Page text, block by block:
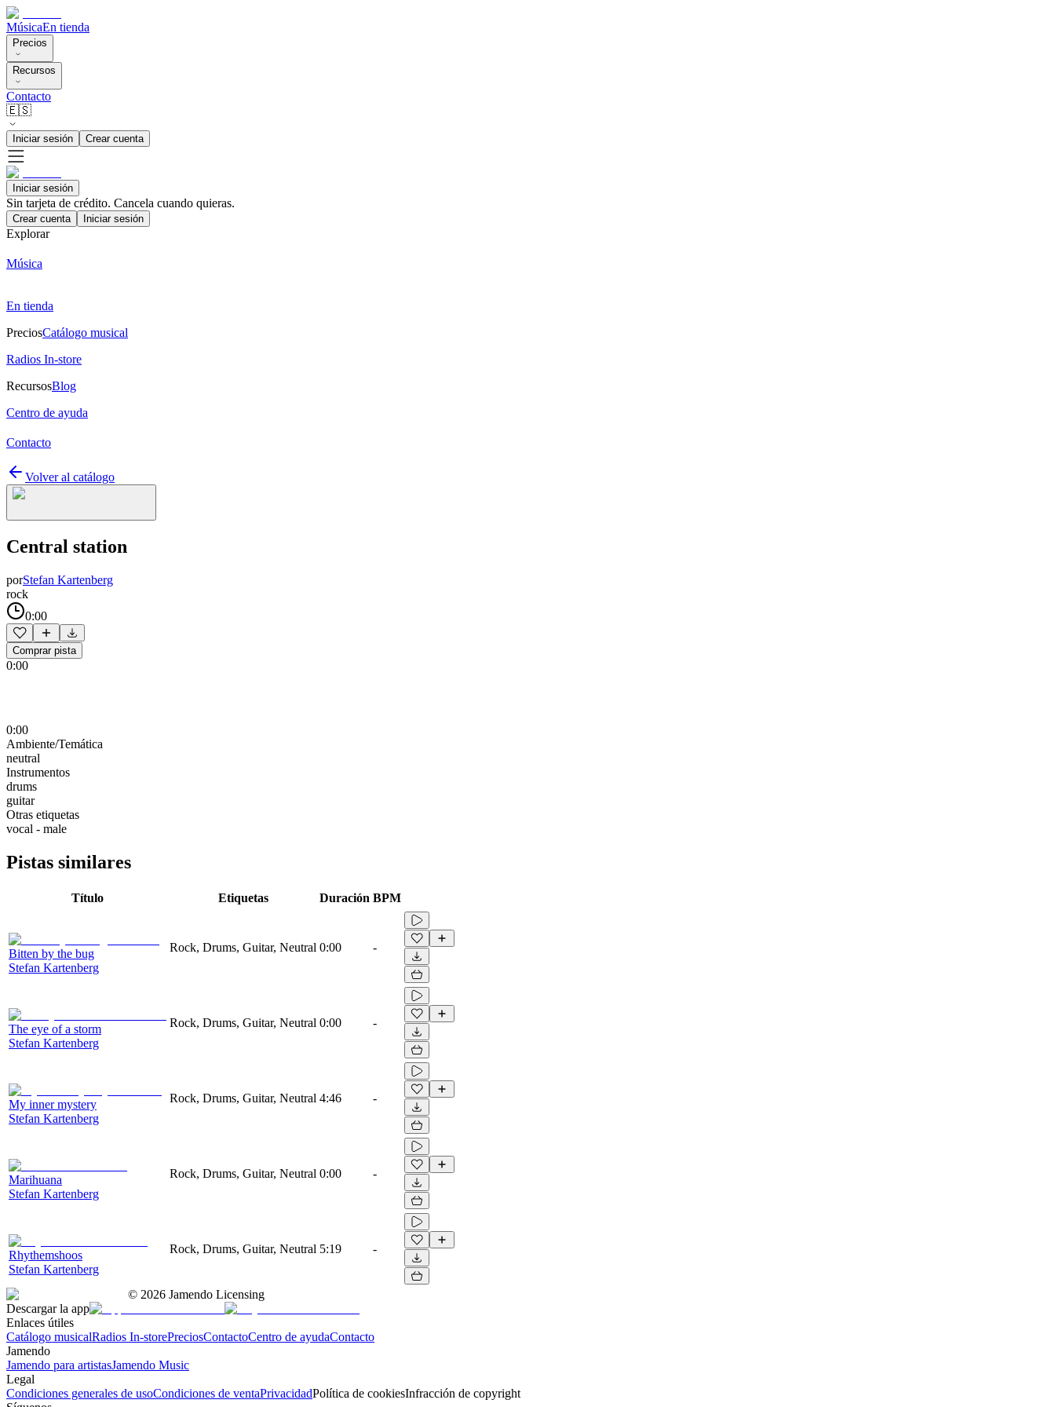
MúsicaEn tienda
Precios
Recursos
Contacto
🇪🇸
Iniciar sesión Crear cuenta
Iniciar sesión
Sin tarjeta de crédito. Cancela cuando quieras.
Crear cuenta Iniciar sesión
Explorar
Música
En tienda
PreciosCatálogo musical
Radios In-store
RecursosBlog
Centro de ayuda
Contacto
Volver al catálogo
Central station
porStefan Kartenberg
rock
0:00
Comprar pista
0:00
0:00
Ambiente/Temática
neutral
Instrumentos
drums
guitar
Otras etiquetas
vocal - male
Pistas similares
Título Etiquetas Duración BPM
Bitten by the bug
Stefan Kartenberg
Rock, Drums, Guitar, Neutral 0:00 -
The eye of a storm
Stefan Kartenberg
Rock, Drums, Guitar, Neutral 0:00 -
My inner mystery
Stefan Kartenberg
Rock, Drums, Guitar, Neutral 4:46 -
Marihuana
Stefan Kartenberg
Rock, Drums, Guitar, Neutral 0:00 -
Rhythemshoos
Stefan Kartenberg
Rock, Drums, Guitar, Neutral 5:19 -
© 2026 Jamendo Licensing
Descargar la app
Enlaces útiles
Catálogo musicalRadios In-storePreciosContactoCentro de ayudaContacto
Jamendo
Jamendo para artistasJamendo Music
Legal
Condiciones generales de usoCondiciones de ventaPrivacidadPolítica de cookiesInfracción de copyright